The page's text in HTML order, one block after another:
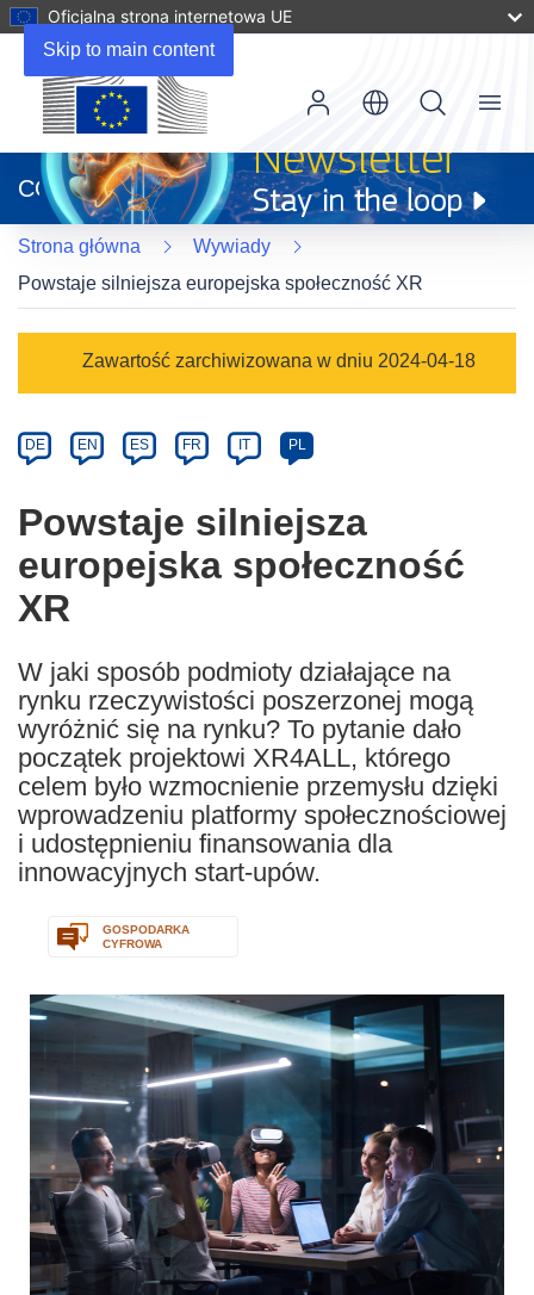
Skip to main content
Oficjalna strona internetowa UE
otworzy
się
w
nowym
oknie)
CORDIS
Menu
Strona główna
Wywiady
Powstaje silniejsza europejska społeczność XR
Category
Zawartość zarchiwizowana w dniu 2024-04-18
Article
available
the
following
languages:
DE EN ES FR IT PL
Powstaje silniejsza
europejska społeczność
XR
W jaki sposób podmioty działające na
rynku rzeczywistości poszerzonej mogą
wyróżnić się na rynku? To pytanie dało
początek projektowi XR4ALL, którego
celem było wzmocnienie przemysłu dzięki
wprowadzeniu platformy społecznościowej
i udostępnieniu finansowania dla
innowacyjnych start-upów.
GOSPODARKA
CYFROWA